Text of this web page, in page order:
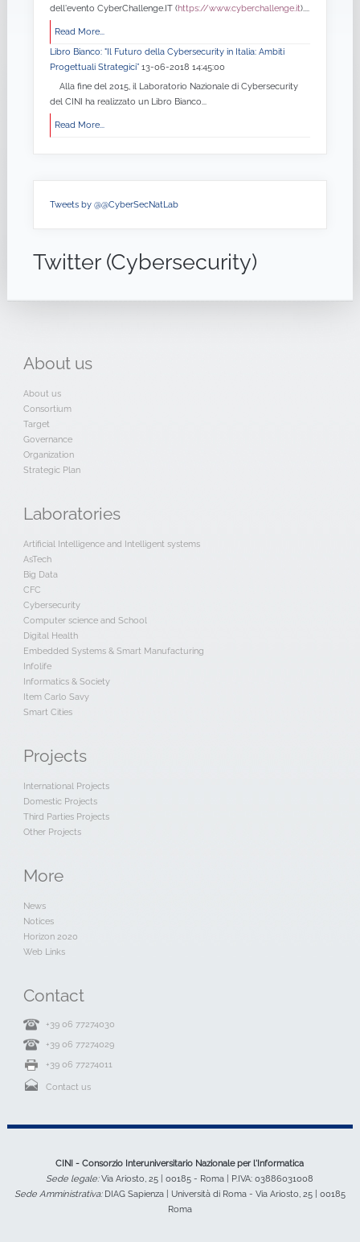
dell'evento CyberChallenge.IT (https://www.cyberchallenge.it)....
Read More...
Libro Bianco: "Il Futuro della Cybersecurity in Italia: Ambiti
Progettuali Strategici” 13-06-2018 14:45:00
Alla fine del 2015, il Laboratorio Nazionale di Cybersecurity
del CINI ha realizzato un Libro Bianco...
Read More...
Tweets by @@CyberSecNatLab
Twitter (Cybersecurity)
About us
About us
Consortium
Target
Governance
Organization
Strategic Plan
Laboratories
Artificial Intelligence and Intelligent systems
AsTech
Big Data
CFC
Cybersecurity
Computer science and School
Digital Health
Embedded Systems & Smart Manufacturing
Infolife
Informatics & Society
Item Carlo Savy
Smart Cities
Projects
International Projects
Domestic Projects
Third Parties Projects
Other Projects
More
News
Notices
Horizon 2020
Web Links
Contact
+39 06 77274030
+39 06 77274029
+39 06 77274011
Contact us
CINI - Consorzio Interuniversitario Nazionale per l'Informatica
Sede legale:Via Ariosto, 25 | 00185 - Roma | P.IVA: 03886031008
Sede Amministrativa:DIAG Sapienza | Università di Roma - Via Ariosto, 25 | 00185
Roma